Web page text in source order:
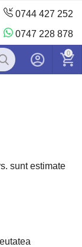
0744 427 252
0747 228 878
0
sunt estimate